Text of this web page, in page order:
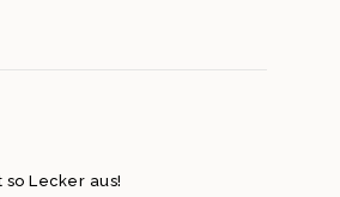
so Lecker aus!